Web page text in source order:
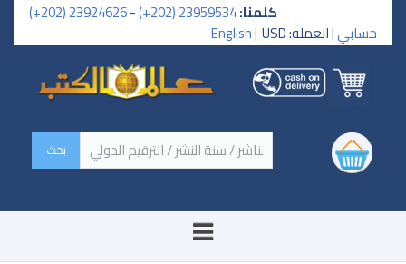
كلمنا:23959534 (202+)
-
23924626 (202+)
حسابي| العمله: USD English |
‏اسم الكتاب / اسم الناشر /
سنة النشر / الترقيم الدولي ‏